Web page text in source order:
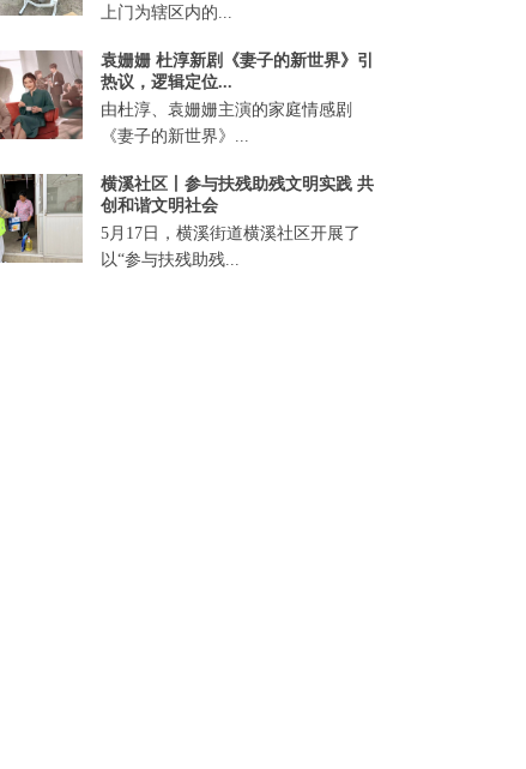
上门为辖区内的...
袁姗姗 杜淳新剧《妻子的新世界》引
热议，逻辑定位...
由杜淳、袁姗姗主演的家庭情感剧
《妻子的新世界》...
横溪社区丨参与扶残助残文明实践 共
创和谐文明社会
5月17日，横溪街道横溪社区开展了
以“参与扶残助残...